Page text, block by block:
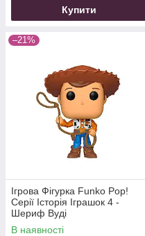
Купити
–21%
Ігрова Фігурка Funko Pop!
Серії Історія Іграшок 4 -
Шериф Вуді
В наявності